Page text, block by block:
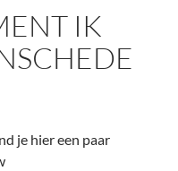
IK
je hier een paar